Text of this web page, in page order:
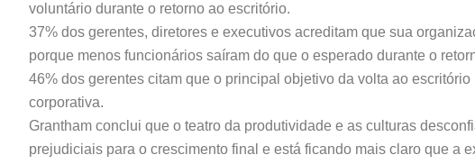
voluntário durante o retorno ao escritório.
37% dos gerentes, diretores e executivos acreditam que sua
porque menos funcionários saíram do que o esperado durante o
46% dos gerentes citam que o principal objetivo da volta ao
corporativa.
Grantham conclui que o teatro da produtividade e as culturas
prejudiciais para o crescimento final e está ficando mais claro que a